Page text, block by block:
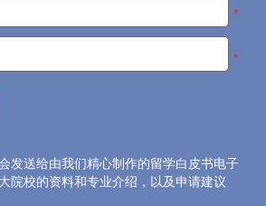
*
*
发送给由我们精心制作的留学白皮书电子
院校的资料和专业介绍，以及申请建议